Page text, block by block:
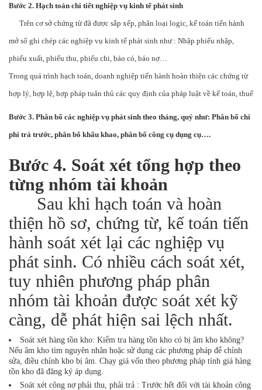
Bước 2. Hạch toán chi tiết nghiệp vụ kinh tế phát sinh
Trên cơ sở chứng từ đã được sắp xếp, phân loại logic, kế toán tiến hành
mở sổ ghi chép các nghiệp vụ kinh tế phát sinh như : Nhập phiếu nhập,
phiếu xuất, phiếu thu, phiếu chi, báo có, báo nợ…
Trong quá trình hạch toán, doanh nghiệp tiến hành hoàn thiện các chứng từ
hợp lý, hợp lệ, hợp pháp tuân thủ các quy định của pháp luật về kế toán, thuế
Bước 3. Phân bổ các nghiệp vụ phát sinh theo tháng, quý như: Phân bổ chi
phí trả trước, phân bổ khấu khao, phân bổ công cụ dụng cụ….
Bước 4. Soát xét tổng hợp theo
từng nhóm tài khoản
Sau khi hạch toán và hoàn
thiện hồ sơ, chứng từ, kế toán tiến
hành soát xét lại các nghiệp vụ
phát sinh. Có nhiều cách soát xét,
tuy nhiên phương pháp phân
nhóm tài khoản được soát xét kỹ
càng, dễ phát hiện sai lệch nhất.
Soát xét hàng tồn kho: Kiểm tra hàng tồn kho có bị âm kho không?
Nếu âm kho tìm nguyên nhân hoặc sử dụng các phương pháp để chỉnh
sửa, điều chỉnh kho bị âm. Chạy giá vốn theo phương pháp tính giá hàng
tồn kho đã đăng ký áp dụng.
Soát xét công nợ phải thu, phải trả : Trước hết đối với tài khoản công